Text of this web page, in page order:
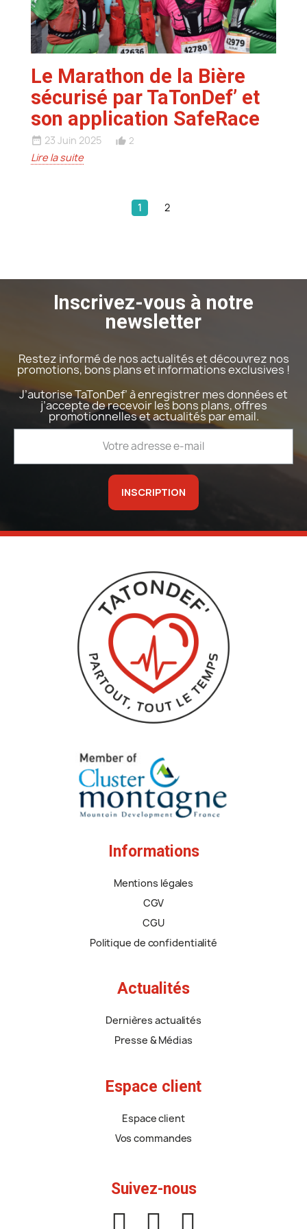
Le Marathon de la Bière
sécurisé par TaTonDef’ et
son application SafeRace
date_range 23 Juin 2025 thumb_up_alt 2
Lire la suite
1 2
Inscrivez-vous à notre
newsletter
Restez informé de nos actualités et découvrez nos
promotions, bons plans et informations exclusives !
J’autorise TaTonDef’ à enregistrer mes données et
j’accepte de recevoir les bons plans, offres
promotionnelles et actualités par email.
INSCRIPTION
Informations
Mentions légales
CGV
CGU
Politique de confidentialité
Actualités
Dernières actualités
Presse & Médias
Espace client
Espace client
Vos commandes
Suivez-nous